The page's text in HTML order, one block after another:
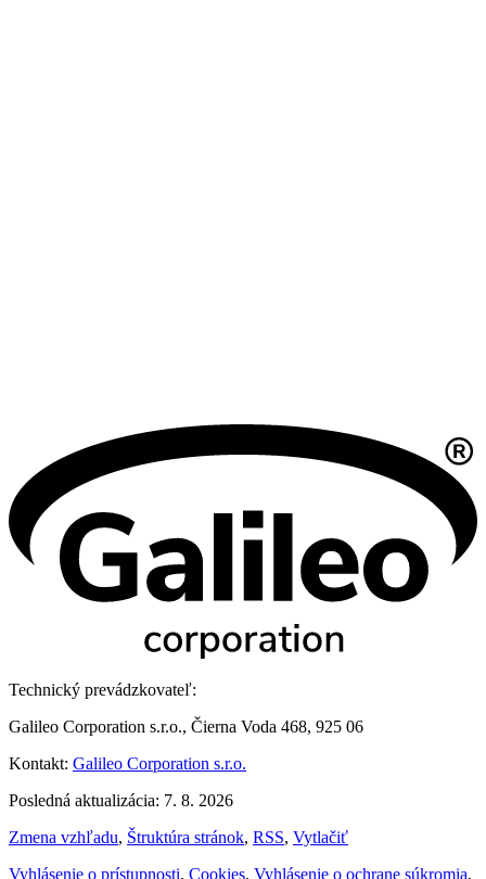
Technický prevádzkovateľ:
Galileo Corporation s.r.o., Čierna Voda 468, 925 06
Kontakt: Galileo Corporation s.r.o.
Posledná aktualizácia: 7. 8. 2026
Zmena vzhľadu, Štruktúra stránok, RSS, Vytlačiť
Vyhlásenie o prístupnosti, Cookies, Vyhlásenie o ochrane súkromia,